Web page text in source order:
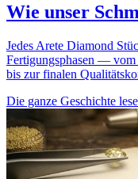
Wie unser
Jedes Arete Diamond
Fertigungsphasen —
bis zur finalen
Die ganze Geschichte